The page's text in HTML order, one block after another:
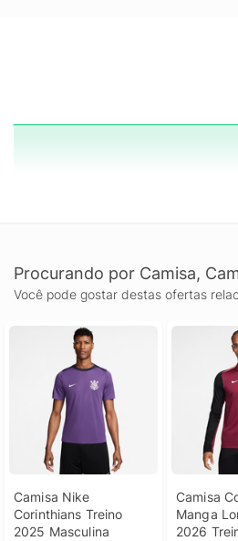
Procurando por Camisa,
Você pode gostar destas ofertas
Camisa Nike
Corinthians Treino
2025 Masculina
Camisa
Manga
2026